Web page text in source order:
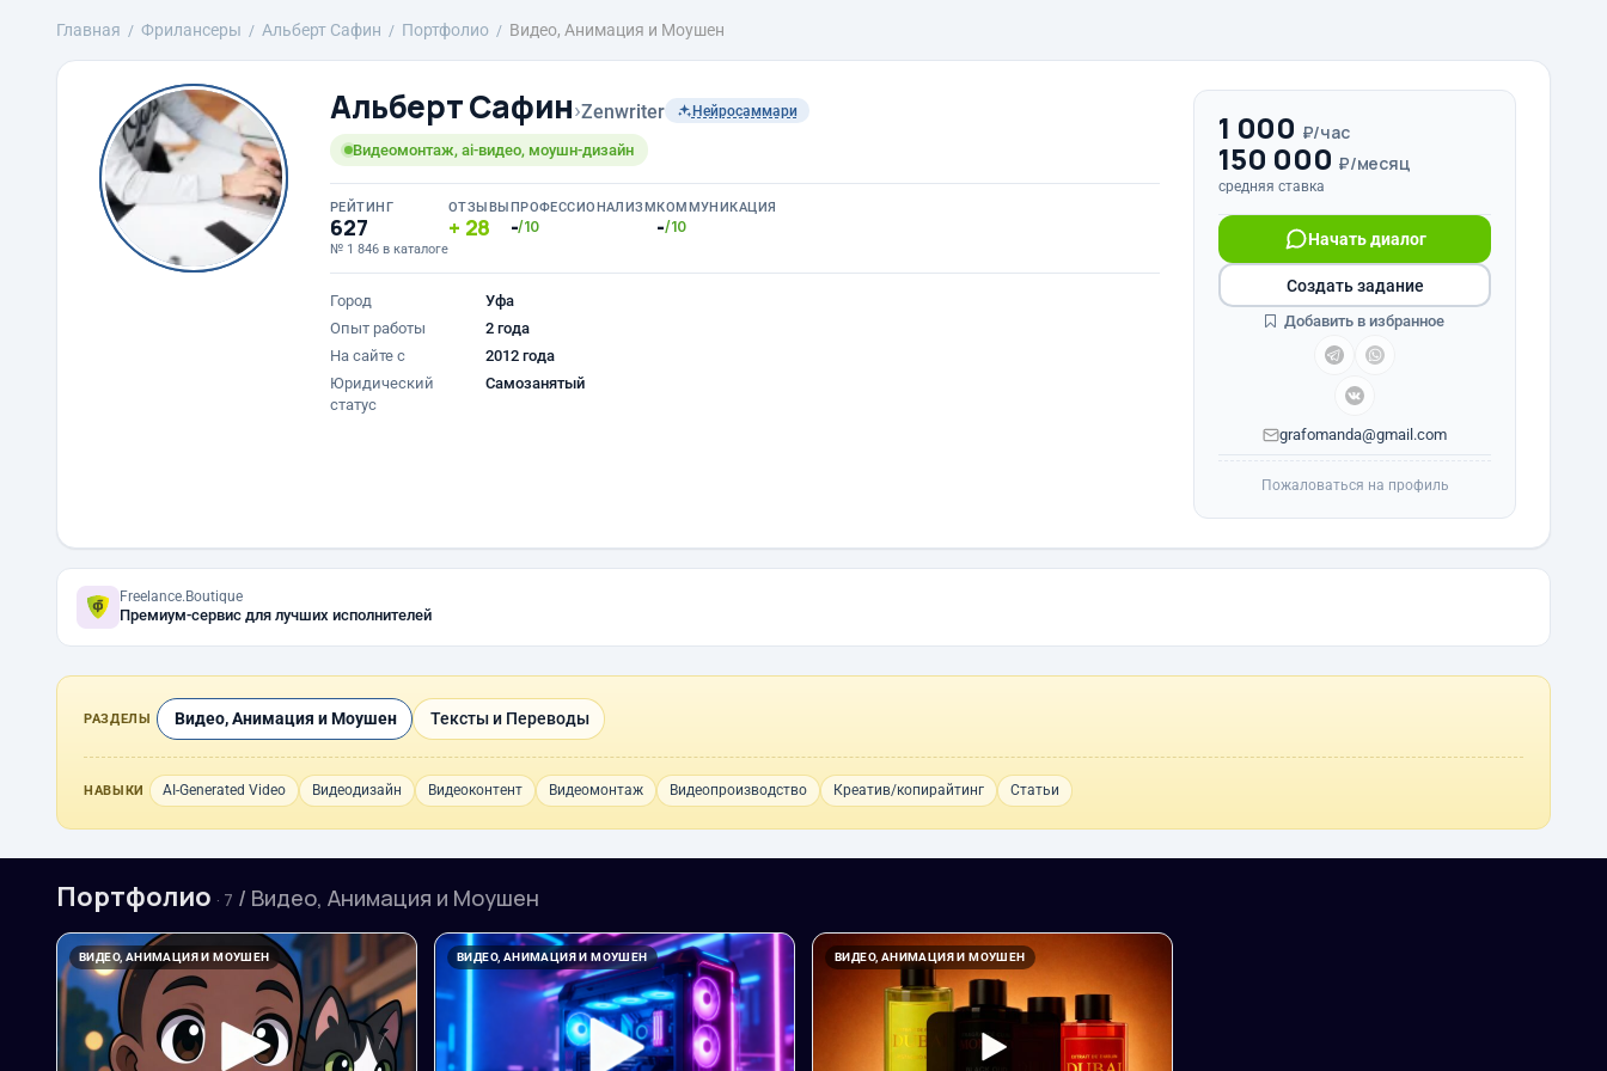
Главная Фрилансеры Альберт Сафин Портфолио Видео, Анимация и Моушен
Альберт Сафин›Zenwriter Нейросаммари
Видеомонтаж, ai-видео, моушн-дизайн
РЕЙТИНГ
627
№ 1 846 в каталоге
ОТЗЫВЫ
28
ПРОФЕССИОНАЛИЗМ
-/10
КОММУНИКАЦИЯ
-/10
Город
Уфа
Опыт работы
2 года
На сайте с
2012 года
Юридический
статус
Самозанятый
1 000 ₽/час
150 000 ₽/месяц
средняя ставка
Начать диалог
grafomanda@gmail.com
Создать задание
Добавить в избранное
Пожаловаться на профиль
Freelance.Boutique
Премиум-сервис для лучших исполнителей
РАЗДЕЛЫ Видео, Анимация и Моушен Тексты и Переводы
НАВЫКИ AI-Generated Video Видеодизайн Видеоконтент Видеомонтаж Видеопроизводство Креатив/копирайтинг Статьи
Портфолио · 7 / Видео, Анимация и Моушен
ВИДЕО, АНИМАЦИЯ И МОУШЕН ВИДЕО, АНИМАЦИЯ И МОУШЕН ВИДЕО, АНИМАЦИЯ И МОУШЕН